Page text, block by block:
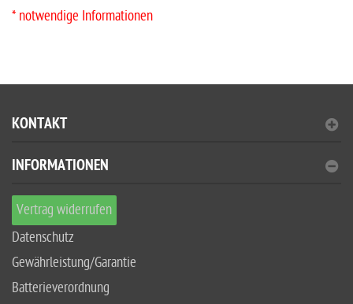
* notwendige Informationen
KONTAKT
INFORMATIONEN
Vertrag widerrufen
Datenschutz
Gewährleistung/Garantie
Batterieverordnung